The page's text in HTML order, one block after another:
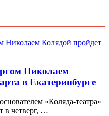
Николаем
в Екатеринбурге
«Коляда-театра»
в четверг, …